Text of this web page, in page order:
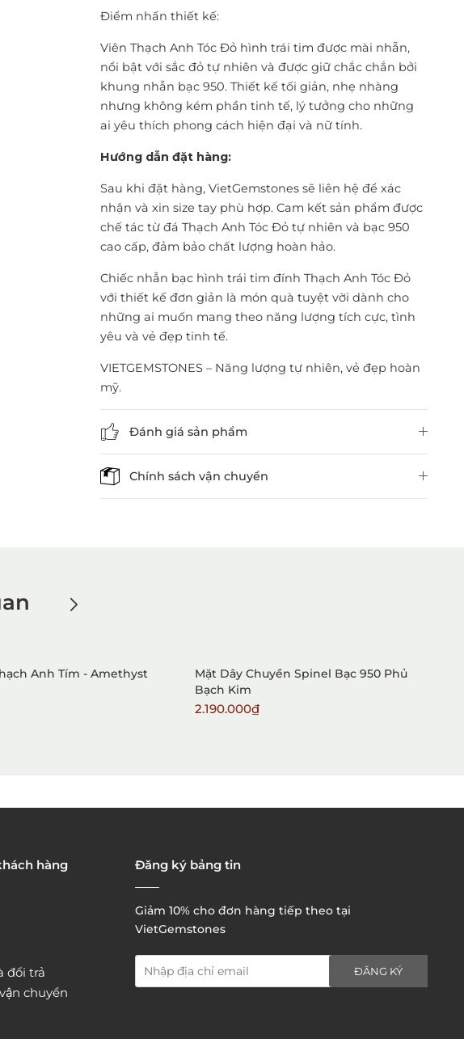
Điểm nhấn thiết kế:
Viên Thạch Anh Tóc Đỏ hình trái tim được mài nhẵn,
nổi bật với sắc đỏ tự nhiên và được giữ chắc chắn bởi
khung nhẫn bạc 950. Thiết kế tối giản, nhẹ nhàng
nhưng không kém phần tinh tế, lý tưởng cho những
ai yêu thích phong cách hiện đại và nữ tính.
Hướng dẫn đặt hàng:
Sau khi đặt hàng, VietGemstones sẽ liên hệ để xác
nhận và xin size tay phù hợp. Cam kết sản phẩm được
chế tác từ đá Thạch Anh Tóc Đỏ tự nhiên và bạc 950
cao cấp, đảm bảo chất lượng hoàn hảo.
Chiếc nhẫn bạc hình trái tim đính Thạch Anh Tóc Đỏ
với thiết kế đơn giản là món quà tuyệt vời dành cho
những ai muốn mang theo năng lượng tích cực, tình
yêu và vẻ đẹp tinh tế.
VIETGEMSTONES – Năng lượng tự nhiên, vẻ đẹp hoàn
mỹ.
Đánh giá sản phẩm
Chính sách vận chuyển
chúng tôi:
Anh Tím - Amethyst
Mặt Dây Chuyền Spinel Bạc 950 Phủ
Bạch Kim
2.190.000₫
hàng
đổi trả
chuyển
Đăng ký bảng tin
Giảm 10% cho đơn hàng tiếp theo tại
VietGemstones
ĐĂNG KÝ